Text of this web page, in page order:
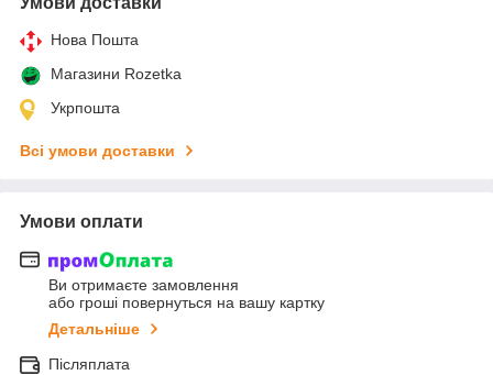
Нова Пошта
Магазини Rozetka
Укрпошта
Всі умови доставки
Умови оплати
Ви отримаєте замовлення
або гроші повернуться на вашу картку
Детальніше
Післяплата